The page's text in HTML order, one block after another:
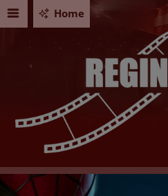
Home